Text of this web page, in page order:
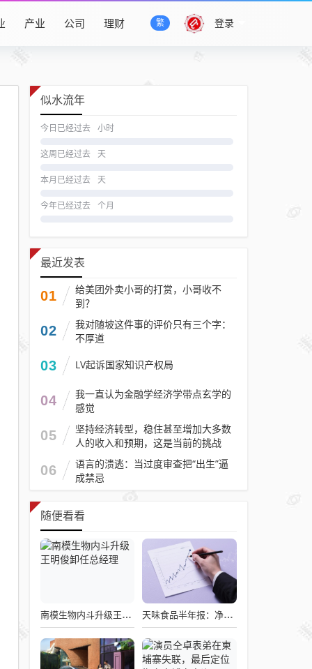
登录
繁
产业 公司 理财
似水流年
今日已经过去 小时
这周已经过去 天
本月已经过去 天
今年已经过去 个月
最近发表
01
给美团外卖小哥的打赏，小哥收不
到？
02
我对随坡这件事的评价只有三个字：
不厚道
03 LV起诉国家知识产权局
04
我一直认为金融学经济学带点玄学的
感觉
05
坚持经济转型，稳住甚至增加大多数
人的收入和预期，这是当前的挑战
06
语言的溃逃：当过度审查把“出生”逼
成禁忌
随便看看
南模生物内斗升级王明俊卸任总经理 天味食品半年报：净利下滑23%，下半年需狂揽26亿救命钱！